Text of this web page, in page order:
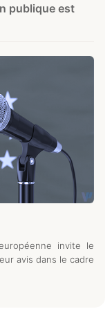
publique est
invite le
avis dans le cadre